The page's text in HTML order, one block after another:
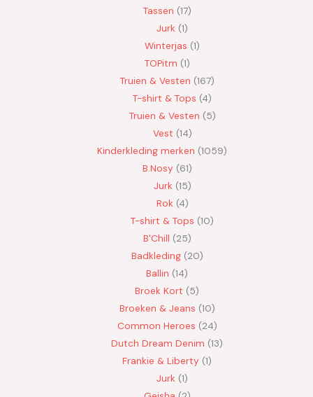
Tassen 17
Jurk 1
Winterjas 1
TOPitm 1
Truien & Vesten 167
T-shirt & Tops 4
Truien & Vesten 5
Vest 14
Kinderkleding merken 1059
B.Nosy 61
Jurk 15
Rok 4
T-shirt & Tops 10
B'Chill 25
Badkleding 20
Ballin 14
Broek Kort 5
Broeken & Jeans 10
Common Heroes 24
Dutch Dream Denim 13
Frankie & Liberty 1
Jurk 1